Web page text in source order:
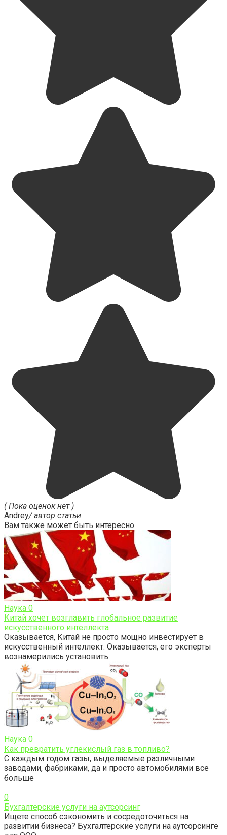
( Пока оценок нет )
Andrey/ автор статьи
Вам также может быть интересно
Наука 0
Китай хочет возглавить глобальное развитие
искусственного интеллекта
Оказывается, Китай не просто мощно инвестирует в
искусственный интеллект. Оказывается, его эксперты
вознамерились установить
Наука 0
Как превратить углекислый газ в топливо?
С каждым годом газы, выделяемые различными
заводами, фабриками, да и просто автомобилями все
больше
0
Бухгалтерские услуги на аутсорсинг
Ищете способ сэкономить и сосредоточиться на
развитии бизнеса? Бухгалтерские услуги на аутсорсинге